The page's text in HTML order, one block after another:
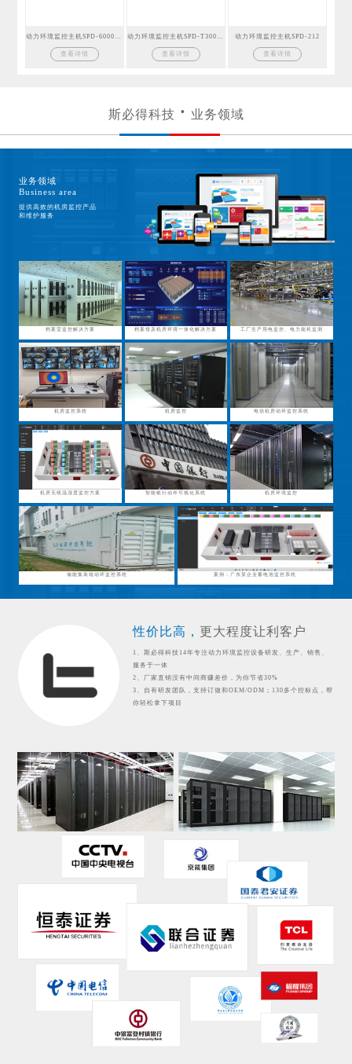
查看详情 查看详情
动力环境监控主机SPD-212
查看详情
斯必得科技 业务领域
业务领域
Business area
提供高效的机房监控产品
和维护服务
档案室监控解决方案 档案馆及机房环境一体化解决方案 工厂生产用电监控、电力能耗监测
机房监控系统 机房监控 电信机房动环监控系统
机房无线温湿度监控方案 智能银行动环可视化系统 机房环境监控
储能集装箱动环监控系统 案例：广东某企业蓄电池监控系统
性价比高， 更大程度让利客户
1、斯必得科技14年专注动力环境监控设备研发、生产、销售、
服务于一体
2、厂家直销没有中间商赚差价，为你节省30%
3、自有研发团队，支持订做和OEM/ODM；130多个控标点，帮
你轻松拿下项目